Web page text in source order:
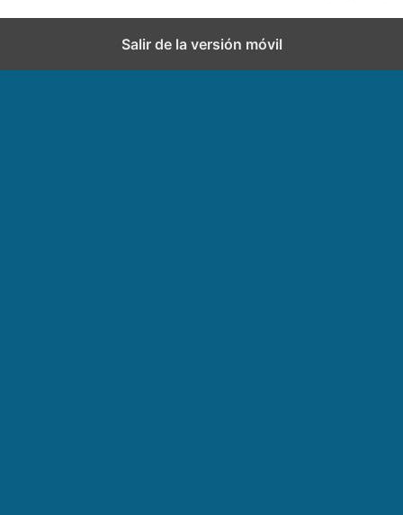
Salir de la versión móvil